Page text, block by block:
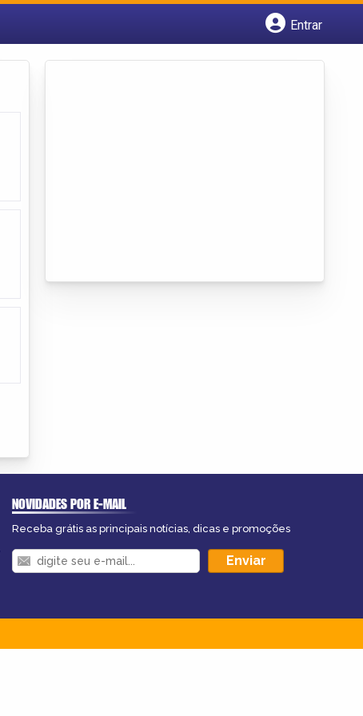
Entrar
NOVIDADES POR E-MAIL
Receba grátis as principais notícias, dicas e promoções